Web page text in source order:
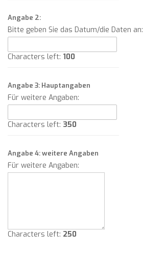
Angabe 2:
Bitte geben Sie das Datum/die Daten an:
Characters left: 100
Angabe 3: Hauptangaben
Für weitere Angaben:
Characters left: 350
Angabe 4: weitere Angaben
Für weitere Angaben:
Characters left: 250